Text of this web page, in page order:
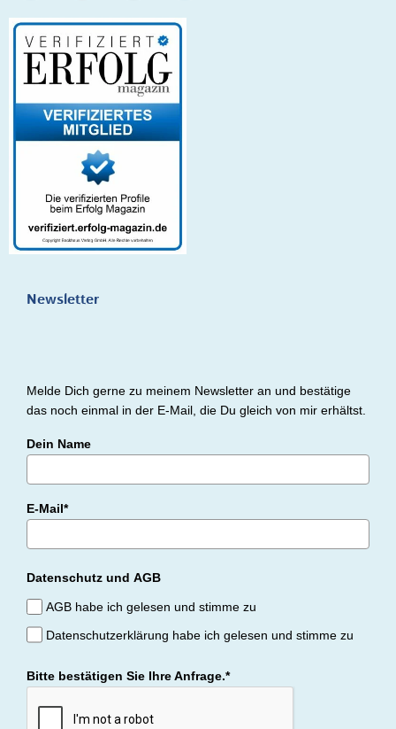
Newsletter
Melde Dich gerne zu meinem Newsletter an und bestätige
das noch einmal in der E-Mail, die Du gleich von mir erhältst.
Dein Name
E-Mail*
Datenschutz und AGB
AGB habe ich gelesen und stimme zu
Datenschutzerklärung habe ich gelesen und stimme zu
Bitte bestätigen Sie Ihre Anfrage.*